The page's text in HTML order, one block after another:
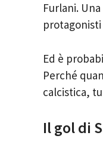
Furlani.
Ed è
Perché
calcistica,
Il gol di